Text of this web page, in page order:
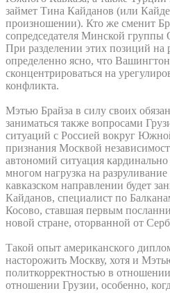
займет Тина Кайданов (или
произношении). Кто же сменит
сопредседателя Минской группы
При разделении этих позиций на
определенно ясно, что
сконцентрироваться на
конфликта.
Мэтью Брайза в силу своих
заниматься также вопросами
ситуаций с Россией вокруг
признания Москвой
автономий ситуация
многом нагрузка на
кавказском направлении будет
Кайданов, специалист по
Косово, ставшая первым
новой стране, оторванной от
Такой опыт американского
насторожить Москву, хотя и
политкорректностью в
отношении Грузии, особенно,